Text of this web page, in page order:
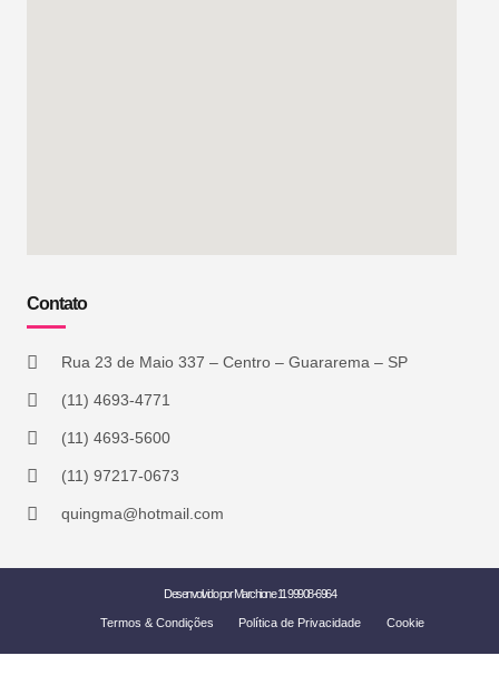
Contato
Rua 23 de Maio 337 – Centro – Guararema – SP
(11) 4693-4771
(11) 4693-5600
(11) 97217-0673
quingma@hotmail.com
Desenvolvido por Marchione 11 99908-6964
Termos & Condições Política de Privacidade Cookie